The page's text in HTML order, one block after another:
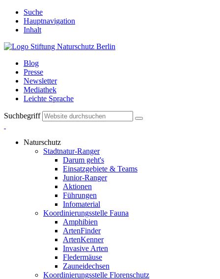
Suche
Hauptnavigation
Inhalt
Blog
Presse
Newsletter
Mediathek
Leichte Sprache
Suchbegriff
Naturschutz
Stadtnatur-Ranger
Darum geht's
Einsatzgebiete & Teams
Junior-Ranger
Aktionen
Führungen
Infomaterial
Koordinierungsstelle Fauna
Amphibien
ArtenFinder
ArtenKenner
Invasive Arten
Fledermäuse
Zauneidechsen
Koordinierungsstelle Florenschutz